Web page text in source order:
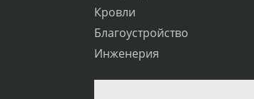
Кровли
Благоустройство
Инженерия